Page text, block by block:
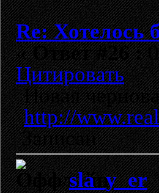
Re: Хотелось
«Ответ #26 :
Цитировать
Новая
http://
Записан
sla_y_er